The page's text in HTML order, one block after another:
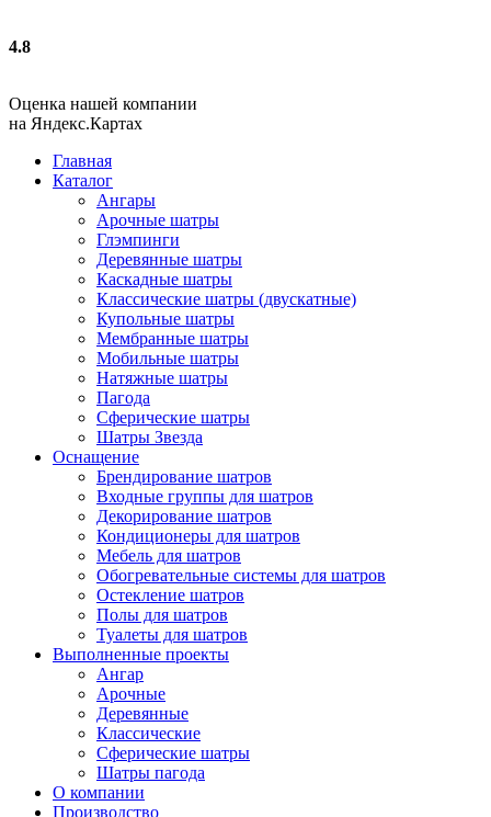
4.8
Оценка нашей компании
на Яндекс.Картах
Главная
Каталог
Ангары
Арочные шатры
Глэмпинги
Деревянные шатры
Каскадные шатры
Классические шатры (двускатные)
Купольные шатры
Мембранные шатры
Мобильные шатры
Натяжные шатры
Пагода
Сферические шатры
Шатры Звезда
Оснащение
Брендирование шатров
Входные группы для шатров
Декорирование шатров
Кондиционеры для шатров
Мебель для шатров
Обогревательные системы для шатров
Остекление шатров
Полы для шатров
Туалеты для шатров
Выполненные проекты
Ангар
Арочные
Деревянные
Классические
Сферические шатры
Шатры пагода
О компании
Производство